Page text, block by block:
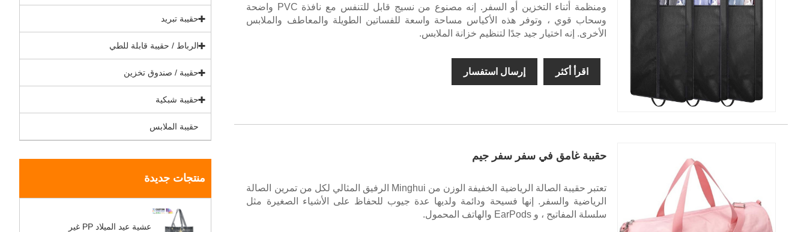
حقيبة تبريد
الرباط / حقيبة قابلة للطي
حقيبة / صندوق تخزين
حقيبة شبكية
حقيبة الملابس
منتجات جديدة
عشية عيد الميلاد PP غير
ومنظمة أثناء التخزين أو السفر. إنه مصنوع من نسيج قابل للتنفس مع نافذة PVC واضحة
وسحاب قوي ، وتوفر هذه الأكياس مساحة واسعة للفساتين الطويلة والمعاطف والملابس
الأخرى. إنه اختيار جيد جدًا لتنظيم خزانة الملابس.
اقرأ أكثر إرسال استفسار
حقيبة غامق في سفر سفر جيم
تعتبر حقيبة الصالة الرياضية الخفيفة الوزن من Minghui الرفيق المثالي لكل من تمرين الصالة
الرياضية والسفر. إنها فسيحة ودائمة ولديها عدة جيوب للحفاظ على الأشياء الصغيرة مثل
سلسلة المفاتيح ، و EarPods والهاتف المحمول.